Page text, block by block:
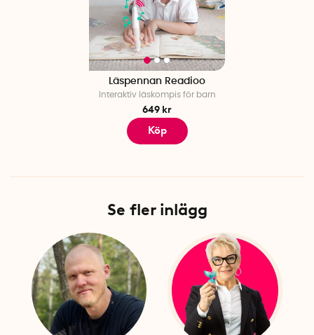
Läspennan Readioo
Interaktiv läskompis för barn
649 kr
Köp
Se fler inlägg